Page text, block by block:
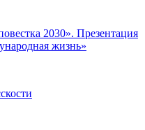
2030». Презентация
жизнь»